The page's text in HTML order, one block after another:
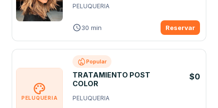
PELUQUERIA
30 min Reservar
PELUQUERIA
Popular
TRATAMIENTO POST
COLOR
$0
PELUQUERIA